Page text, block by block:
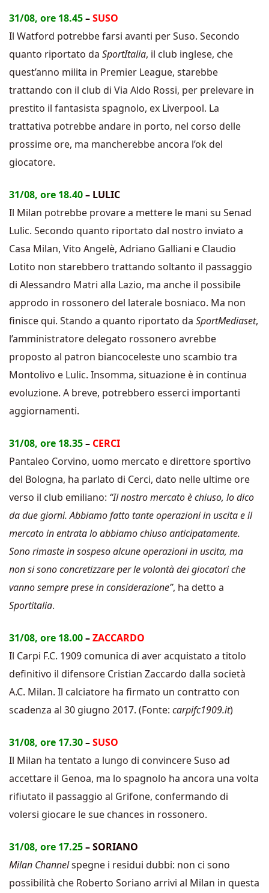
31/08, ore 18.45–SUSO
Il Watford potrebbe farsi avanti per Suso. Secondo
quanto riportato da SportItalia, il club inglese, che
quest’anno milita in Premier League, starebbe
trattando con il club di Via Aldo Rossi, per prelevare in
prestito il fantasista spagnolo, ex Liverpool. La
trattativa potrebbe andare in porto, nel corso delle
prossime ore, ma mancherebbe ancora l’ok del
giocatore.
31/08, ore 18.40– LULIC
Il Milan potrebbe provare a mettere le mani su Senad
Lulic. Secondo quanto riportato dal nostro inviato a
Casa Milan, Vito Angelè, Adriano Galliani e Claudio
Lotito non starebbero trattando soltanto il passaggio
di Alessandro Matri alla Lazio, ma anche il possibile
approdo in rossonero del laterale bosniaco. Ma non
finisce qui. Stando a quanto riportato da SportMediaset,
l’amministratore delegato rossonero avrebbe
proposto al patron biancoceleste uno scambio tra
Montolivo e Lulic. Insomma, situazione è in continua
evoluzione. A breve, potrebbero esserci importanti
aggiornamenti.
31/08, ore 18.35– CERCI
Pantaleo Corvino, uomo mercato e direttore sportivo
del Bologna, ha parlato di Cerci, dato nelle ultime ore
verso il club emiliano: “Il nostro mercato è chiuso, lo dico
da due giorni. Abbiamo fatto tante operazioni in uscita e il
mercato in entrata lo abbiamo chiuso anticipatamente.
Sono rimaste in sospeso alcune operazioni in uscita, ma
non si sono concretizzare per le volontà dei giocatori che
vanno sempre prese in considerazione”, ha detto a
Sportitalia.
31/08, ore 18.00–ZACCARDO
Il Carpi F.C. 1909 comunica di aver acquistato a titolo
definitivo il difensore Cristian Zaccardo dalla società
A.C. Milan. Il calciatore ha firmato un contratto con
scadenza al 30 giugno 2017. (Fonte: carpifc1909.it)
31/08, ore 17.30–SUSO
Il Milan ha tentato a lungo di convincere Suso ad
accettare il Genoa, ma lo spagnolo ha ancora una volta
rifiutato il passaggio al Grifone, confermando di
volersi giocare le sue chances in rossonero.
31/08, ore 17.25– SORIANO
Milan Channelspegne i residui dubbi: non ci sono
possibilità che Roberto Soriano arrivi al Milan in questa